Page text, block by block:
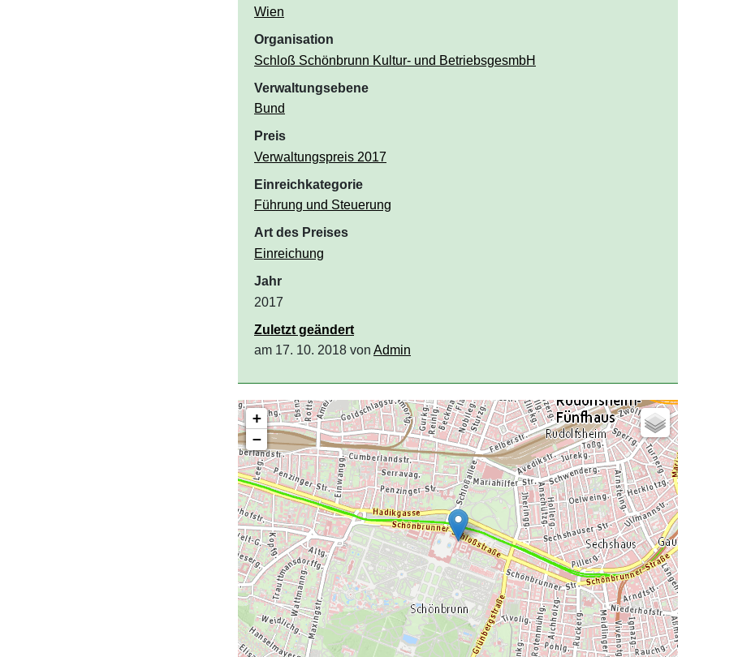
Wien
Organisation
Schloß Schönbrunn Kultur- und BetriebsgesmbH
Verwaltungsebene
Bund
Preis
Verwaltungspreis 2017
Einreichkategorie
Führung und Steuerung
Art des Preises
Einreichung
Jahr
2017
Zuletzt geändert
am 17. 10. 2018 von Admin
+
−